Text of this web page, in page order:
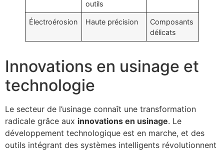
outils
Électroérosion Haute précision
Composants
délicats
Innovations en usinage et
technologie
Le secteur de l’usinage connaît une transformation
radicale grâce aux innovations en usinage. Le
développement technologique est en marche, et des
outils intégrant des systèmes intelligents révolutionnent